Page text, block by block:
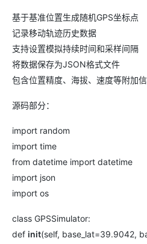
基于基准位置生成随机GPS坐标点
记录移动轨迹历史数据
支持设置模拟持续时间和采样间隔
将数据保存为JSON格式文件
包含位置精度、海拔、速度等附加
源码部分：
import random
import time
from datetime import datetime
import json
import os
class GPSSimulator:
def init(self, base_lat=39.9042,